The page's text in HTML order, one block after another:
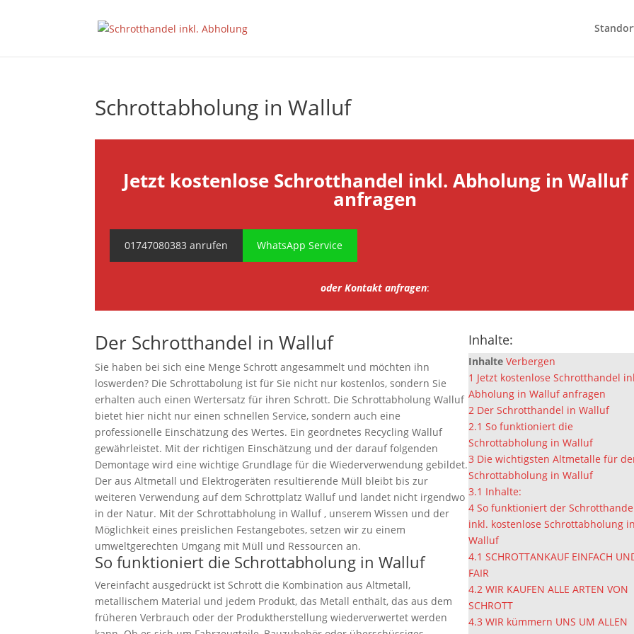
Schrottabholung in Walluf
Jetzt kostenlose Schrotthandel inkl. Abholung in Walluf
anfragen
01747080383 anrufen WhatsApp Service
oder Kontakt anfragen:
Der Schrotthandel in Walluf
Sie haben bei sich eine Menge Schrott angesammelt und möchten ihn
loswerden? Die Schrottabolung ist für Sie nicht nur kostenlos, sondern Sie
erhalten auch einen Wertersatz für ihren Schrott. Die Schrottabholung Walluf
bietet hier nicht nur einen schnellen Service, sondern auch eine
professionelle Einschätzung des Wertes. Ein geordnetes Recycling Walluf
gewährleistet. Mit der richtigen Einschätzung und der darauf folgenden
Demontage wird eine wichtige Grundlage für die Wiederverwendung gebildet.
Der aus Altmetall und Elektrogeräten resultierende Müll bleibt bis zur
weiteren Verwendung auf dem Schrottplatz Walluf und landet nicht irgendwo
in der Natur. Mit der Schrottabholung in Walluf , unserem Wissen und der
Möglichkeit eines preislichen Festangebotes, setzen wir zu einem
umweltgerechten Umgang mit Müll und Ressourcen an.
So funktioniert die Schrottabholung in Walluf
Vereinfacht ausgedrückt ist Schrott die Kombination aus Altmetall,
metallischem Material und jedem Produkt, das Metall enthält, das aus dem
früheren Verbrauch oder der Produktherstellung wiederverwertet werden
Inhalte:
Inhalte Verbergen
1 Jetzt kostenlose Schrotthandel
Abholung in Walluf anfragen
2 Der Schrotthandel in Walluf
2.1 So funktioniert die
Schrottabholung in Walluf
3 Die wichtigsten Altmetalle für
Schrottabholung in Walluf
3.1 Inhalte:
4 So funktioniert der
inkl. kostenlose Schrottabholung in
Walluf
4.1 SCHROTTANKAUF EINFACH
FAIR
4.2 WIR KAUFEN ALLE ARTEN VON
SCHROTT
4.3 WIR kümmern UNS UM ALLEN